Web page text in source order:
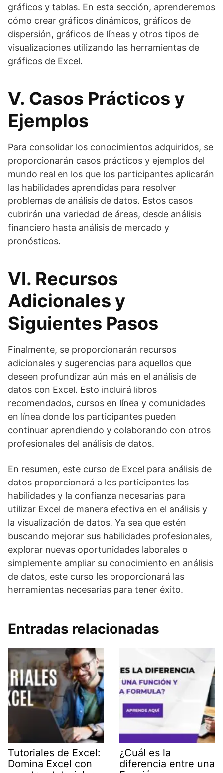
gráficos y tablas. En esta sección, aprenderemos
cómo crear gráficos dinámicos, gráficos de
dispersión, gráficos de líneas y otros tipos de
visualizaciones utilizando las herramientas de
gráficos de Excel.
V. Casos Prácticos y
Ejemplos
Para consolidar los conocimientos adquiridos, se
proporcionarán casos prácticos y ejemplos del
mundo real en los que los participantes aplicarán
las habilidades aprendidas para resolver
problemas de análisis de datos. Estos casos
cubrirán una variedad de áreas, desde análisis
financiero hasta análisis de mercado y
pronósticos.
VI. Recursos
Adicionales y
Siguientes Pasos
Finalmente, se proporcionarán recursos
adicionales y sugerencias para aquellos que
deseen profundizar aún más en el análisis de
datos con Excel. Esto incluirá libros
recomendados, cursos en línea y comunidades
en línea donde los participantes pueden
continuar aprendiendo y colaborando con otros
profesionales del análisis de datos.
En resumen, este curso de Excel para análisis de
datos proporcionará a los participantes las
habilidades y la confianza necesarias para
utilizar Excel de manera efectiva en el análisis y
la visualización de datos. Ya sea que estén
buscando mejorar sus habilidades profesionales,
explorar nuevas oportunidades laborales o
simplemente ampliar su conocimiento en análisis
de datos, este curso les proporcionará las
herramientas necesarias para tener éxito.
Entradas relacionadas
Tutoriales de Excel:
Domina Excel con
¿Cuál es la
diferencia entre una